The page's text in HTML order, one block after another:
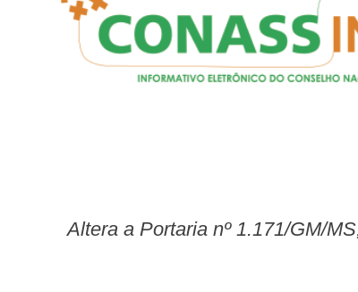
Altera a Portaria nº 1.171/GM/MS, de 16 de junho de 2016, que credencia Municípios a receberem incentivos referentes aos